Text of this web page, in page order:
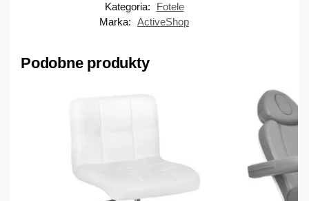
Kategoria:
Fotele
Marka: ActiveShop
Podobne produkty